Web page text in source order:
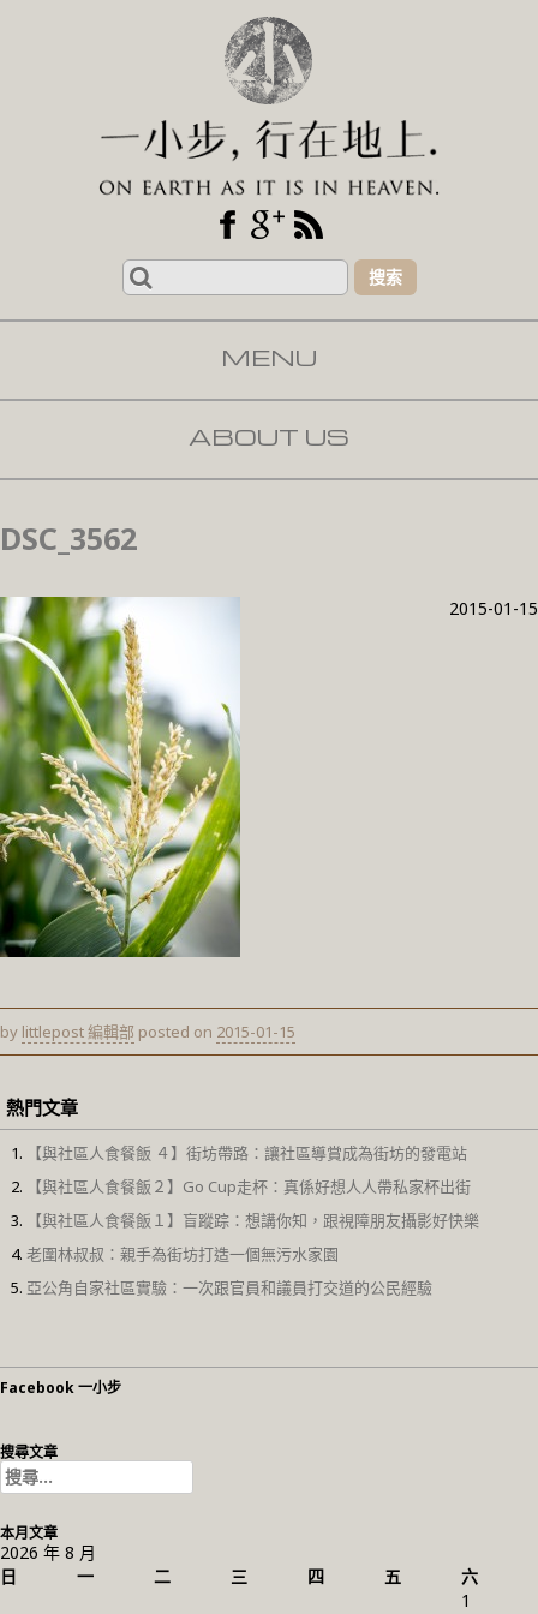
Search
for:
MENU
SKIP TO CONTENT
ABOUT US
DSC_3562
2015-01-15
by littlepost 編輯部 posted on 2015-01-15
熱門文章
【與社區人食餐飯 ４】街坊帶路：讓社區導賞成為街坊的發電站
【與社區人食餐飯２】Go Cup走杯：真係好想人人帶私家杯出街
【與社區人食餐飯１】盲蹤踪：想講你知，跟視障朋友攝影好快樂
老圍林叔叔：親手為街坊打造一個無污水家園
亞公角自家社區實驗：一次跟官員和議員打交道的公民經驗
Facebook 一小步
搜尋文章
搜
尋
關
鍵
字:
本月文章
2026 年 8 月
日
一 二 三 四 五
六
1